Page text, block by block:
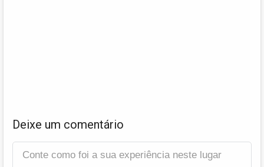
Deixe um comentário